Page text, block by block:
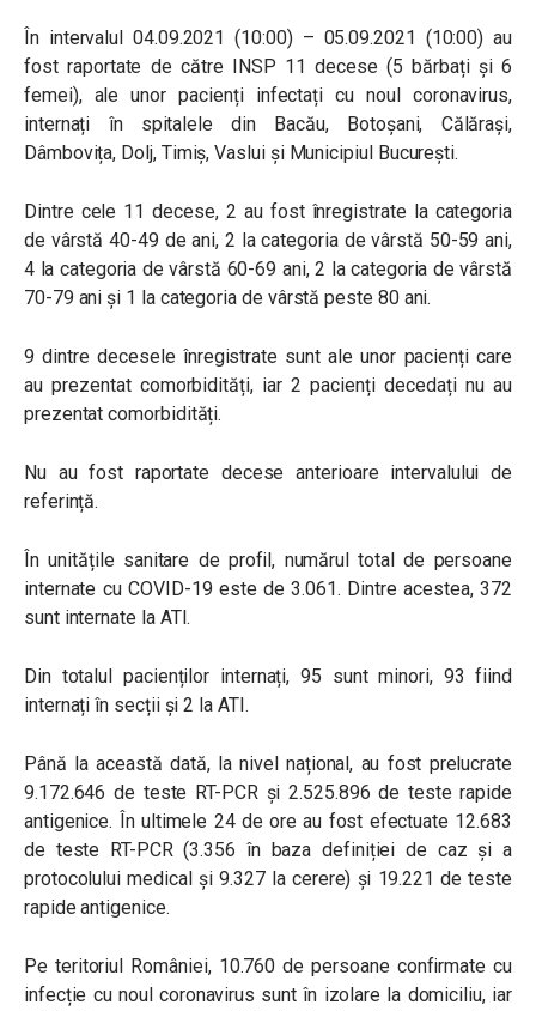
În intervalul 04.09.2021 (10:00) – 05.09.2021 (10:00) au
fost raportate de către INSP 11 decese (5 bărbați și 6
femei), ale unor pacienți infectați cu noul coronavirus,
internați în spitalele din Bacău, Botoșani, Călărași,
Dâmbovița, Dolj, Timiș, Vaslui și Municipiul București.
Dintre cele 11 decese, 2 au fost înregistrate la categoria
de vârstă 40-49 de ani, 2 la categoria de vârstă 50-59 ani,
4 la categoria de vârstă 60-69 ani, 2 la categoria de vârstă
70-79 ani și 1 la categoria de vârstă peste 80 ani.
9 dintre decesele înregistrate sunt ale unor pacienți care
au prezentat comorbidități, iar 2 pacienți decedați nu au
prezentat comorbidități.
Nu au fost raportate decese anterioare intervalului de
referință.
În unitățile sanitare de profil, numărul total de persoane
internate cu COVID-19 este de 3.061. Dintre acestea, 372
sunt internate la ATI.
Din totalul pacienților internați, 95 sunt minori, 93 fiind
internați în secții și 2 la ATI.
Până la această dată, la nivel național, au fost prelucrate
9.172.646 de teste RT-PCR și 2.525.896 de teste rapide
antigenice. În ultimele 24 de ore au fost efectuate 12.683
de teste RT-PCR (3.356 în baza definiției de caz și a
protocolului medical și 9.327 la cerere) și 19.221 de teste
rapide antigenice.
Pe teritoriul României, 10.760 de persoane confirmate cu
infecție cu noul coronavirus sunt în izolare la domiciliu, iar